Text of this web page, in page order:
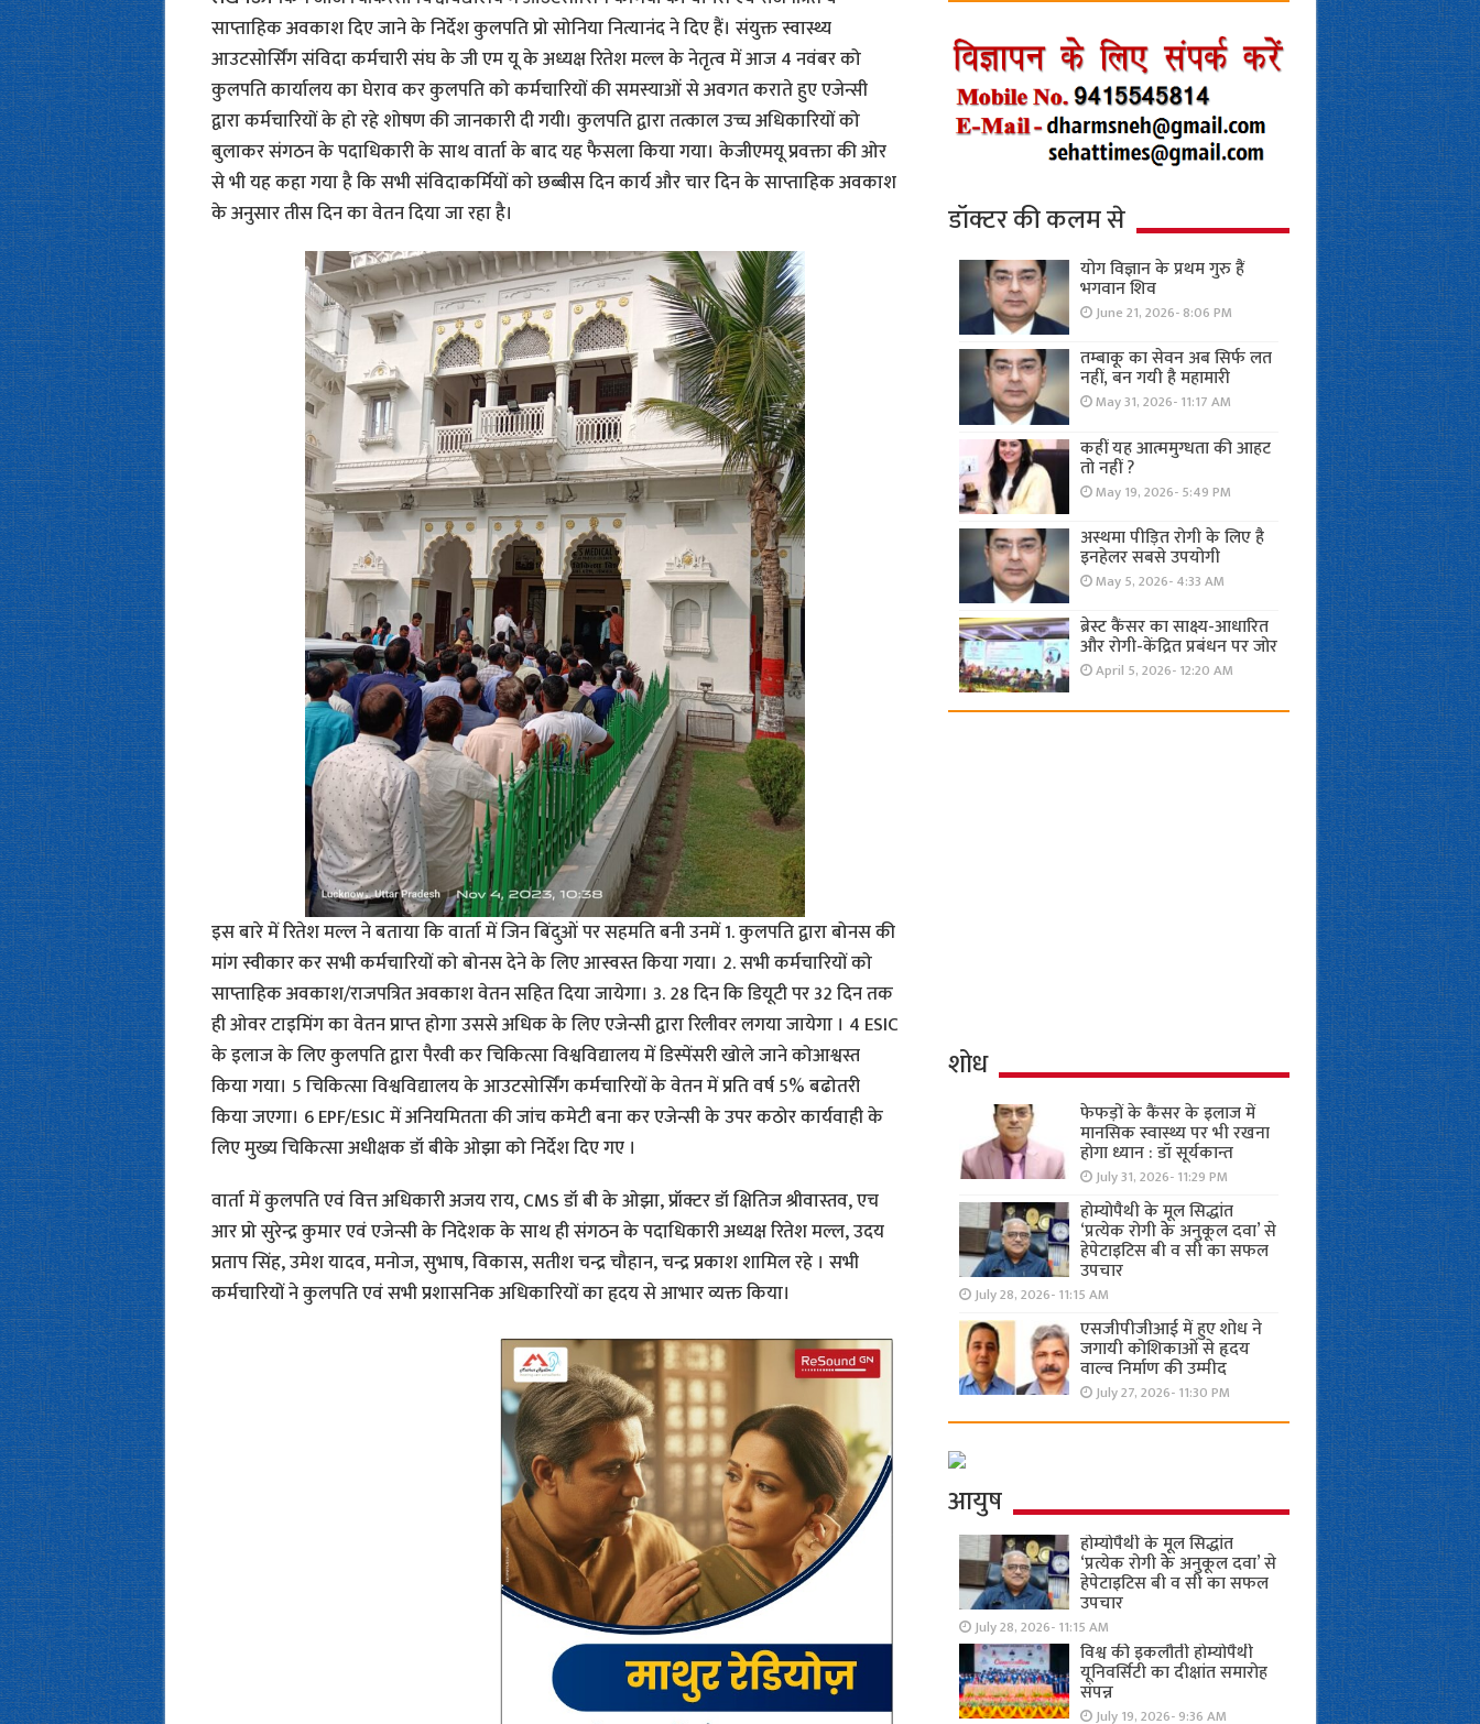
साप्ताहिक अवकाश दिए जाने के निर्देश कुलपति प्रो सोनिया नित्यानंद ने दिए हैं। संयुक्त स्वास्थ्य
आउटसोर्सिंग संविदा कर्मचारी संघ के जी एम यू के अध्यक्ष रितेश मल्ल के नेतृत्व में आज 4 नवंबर को
कुलपति कार्यालय का घेराव कर कुलपति को कर्मचारियों की समस्याओं से अवगत कराते हुए एजेन्सी
द्वारा कर्मचारियों के हो रहे शोषण की जानकारी दी गयी। कुलपति द्वारा तत्काल उच्च अधिकारियों को
बुलाकर संगठन के पदाधिकारी के साथ वार्ता के बाद यह फैसला किया गया। केजीएमयू प्रवक्ता की ओर
से भी यह कहा गया है कि सभी संविदाकर्मियों को छब्बीस दिन कार्य और चार दिन के साप्ताहिक अवकाश
के अनुसार तीस दिन का वेतन दिया जा रहा है।
इस बारे में रितेश मल्ल ने बताया कि वार्ता में जिन बिंदुओं पर सहमति बनी उनमें 1. कुलपति द्वारा बोनस की
मांग स्वीकार कर सभी कर्मचारियों को बोनस देने के लिए आस्वस्त किया गया। 2. सभी कर्मचारियों को
साप्ताहिक अवकाश/राजपत्रित अवकाश वेतन सहित दिया जायेगा। 3. 28 दिन कि डियूटी पर 32 दिन तक
ही ओवर टाइमिंग का वेतन प्राप्त होगा उससे अधिक के लिए एजेन्सी द्वारा रिलीवर लगया जायेगा । 4 ESIC
के इलाज के लिए कुलपति द्वारा पैरवी कर चिकित्सा विश्वविद्यालय में डिस्पेंसरी खोले जाने कोआश्वस्त
किया गया। 5 चिकित्सा विश्वविद्यालय के आउटसोर्सिंग कर्मचारियों के वेतन में प्रति वर्ष 5% बढोतरी
किया जएगा। 6 EPF/ESIC में अनियमितता की जांच कमेटी बना कर एजेन्सी के उपर कठोर कार्यवाही के
लिए मुख्य चिकित्सा अधीक्षक डॉ बीके ओझा को निर्देश दिए गए ।
वार्ता में कुलपति एवं वित्त अधिकारी अजय राय, CMS डॉ बी के ओझा, प्रॉक्टर डॉ क्षितिज श्रीवास्तव, एच
आर प्रो सुरेन्द्र कुमार एवं एजेन्सी के निदेशक के साथ ही संगठन के पदाधिकारी अध्यक्ष रितेश मल्ल, उदय
प्रताप सिंह, उमेश यादव, मनोज, सुभाष, विकास, सतीश चन्द्र चौहान, चन्द्र प्रकाश शामिल रहे । सभी
कर्मचारियों ने कुलपति एवं सभी प्रशासनिक अधिकारियों का हृदय से आभार व्यक्त किया।
डॉक्टर की कलम से
योग विज्ञान के प्रथम गुरु हैं
भगवान शिव
June 21, 2026- 8:06 PM
तम्बाकू का सेवन अब सिर्फ लत
नहीं, बन गयी है महामारी
May 31, 2026- 11:17 AM
कहीं यह आत्ममुग्धता की आहट
तो नहीं ?
May 19, 2026- 5:49 PM
अस्थमा पीड़ित रोगी के लिए है
इनहेलर सबसे उपयोगी
May 5, 2026- 4:33 AM
ब्रेस्ट कैंसर का साक्ष्य-आधारित
और रोगी-केंद्रित प्रबंधन पर जोर
April 5, 2026- 12:20 AM
शोध
फेफड़ों के कैंसर के इलाज में
मानसिक स्वास्थ्य पर भी रखना
होगा ध्यान : डॉ सूर्यकान्त
July 31, 2026- 11:29 PM
होम्योपैथी के मूल सिद्धांत
‘प्रत्येक रोगी केे अनुकूल दवा’ से
हेपेटाइटिस बी व सी का सफल
उपचार
July 28, 2026- 11:15 AM
एसजीपीजीआई में हुए शोध ने
जगायी कोशिकाओं से हृदय
वाल्व निर्माण की उम्मीद
July 27, 2026- 11:30 PM
आयुष
होम्योपैथी के मूल सिद्धांत
‘प्रत्येक रोगी केे अनुकूल दवा’ से
हेपेटाइटिस बी व सी का सफल
उपचार
July 28, 2026- 11:15 AM
विश्व की इकलौती होम्योपैथी
यूनिवर्सिटी का दीक्षांत समारोह
संपन्न
July 19, 2026- 9:36 AM